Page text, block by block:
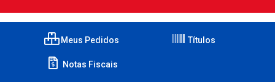
Meus Pedidos Títulos
Notas Fiscais